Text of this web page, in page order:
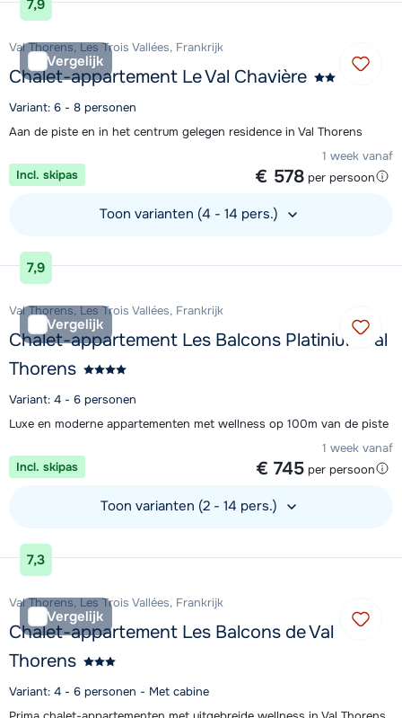
7,9
Vergelijk
Val Thorens, Les Trois Vallées, Frankrijk
Chalet-appartement Le Val Chavière
Variant: 6 - 8 personen
Aan de piste en in het centrum gelegen residence in Val Thorens
1 week vanaf
€ 578 per persoon
Incl. skipas
Toon varianten (4 - 14 pers.)
Bekijk accommodatie
7,9
Vergelijk
Val Thorens, Les Trois Vallées, Frankrijk
Chalet-appartement Les Balcons Platinium Val
Thorens
Variant: 4 - 6 personen
Luxe en moderne appartementen met wellness op 100m van de piste
1 week vanaf
€ 745 per persoon
Incl. skipas
Toon varianten (2 - 14 pers.)
Bekijk accommodatie
7,3
Vergelijk
Val Thorens, Les Trois Vallées, Frankrijk
Chalet-appartement Les Balcons de Val
Thorens
Variant: 4 - 6 personen - Met cabine